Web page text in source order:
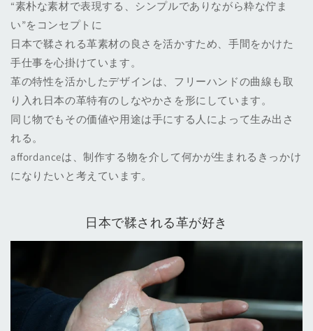
“素朴な素材で表現する、シンプルでありながら粋な佇ま
い”をコンセプトに
日本で鞣される革素材の良さを活かすため、手間をかけた
手仕事を心掛けています。
革の特性を活かしたデザインは、フリーハンドの曲線も取
り入れ日本の革特有のしなやかさを形にしています。
同じ物でもその価値や用途は手にする人によって生み出さ
れる。
affordanceは、制作する物を介して何かが生まれるきっかけ
になりたいと考えています。
日本で鞣される革が好き